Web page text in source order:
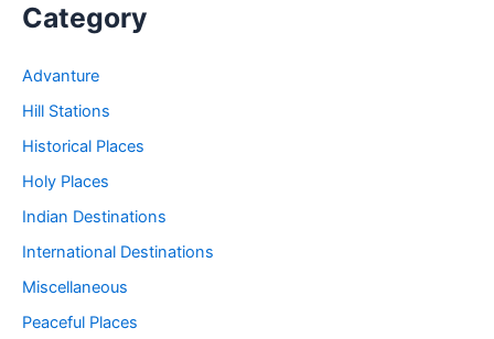
Category
Advanture
Hill Stations
Historical Places
Holy Places
Indian Destinations
International Destinations
Miscellaneous
Peaceful Places